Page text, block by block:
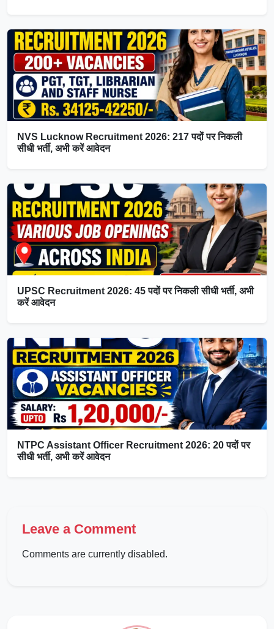
NVS Lucknow Recruitment 2026: 217 पदों पर निकली
सीधी भर्ती, अभी करें आवेदन
UPSC Recruitment 2026: 45 पदों पर निकली सीधी भर्ती, अभी
करें आवेदन
NTPC Assistant Officer Recruitment 2026: 20 पदों पर
सीधी भर्ती, अभी करें आवेदन
Leave a Comment
Comments are currently disabled.